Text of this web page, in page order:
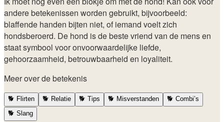
andere betekenissen worden gebruikt, bijvoorbeeld:
blaffende handen bijten niet, of iemand voelt zich
hondsberoerd. De hond is de beste vriend van de mens en
staat symbool voor onvoorwaardelijke liefde,
gehoorzaamheid, betrouwbaarheid en loyaliteit.
Meer over de betekenis
🐕 Flirten 🐕 Relatie 🐕 Tips 🐕 Misverstanden 🐕 Combi’s
🐕 Slang